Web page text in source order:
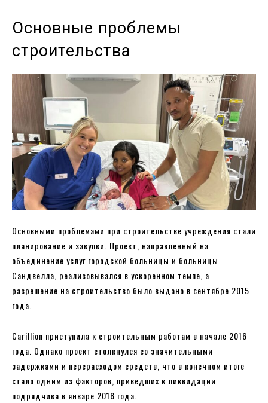
Основные проблемы
строительства
Основными проблемами при строительстве учреждения стали
планирование и закупки. Проект, направленный на
объединение услуг городской больницы и больницы
Сандвелла, реализовывался в ускоренном темпе, а
разрешение на строительство было выдано в сентябре 2015
года.
Carillion приступила к строительным работам в начале 2016
года. Однако проект столкнулся со значительными
задержками и перерасходом средств, что в конечном итоге
стало одним из факторов, приведших к ликвидации
подрядчика в январе 2018 года.